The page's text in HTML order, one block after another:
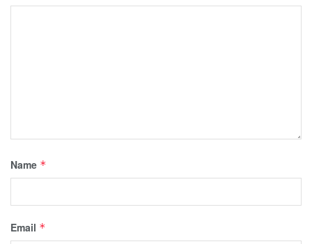
Name *
Email *